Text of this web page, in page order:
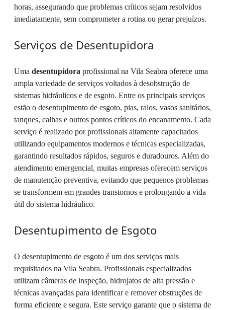
horas, assegurando que problemas críticos sejam resolvidos
imediatamente, sem comprometer a rotina ou gerar prejuízos.
Serviços de Desentupidora
Uma desentupidora profissional na Vila Seabra oferece uma
ampla variedade de serviços voltados à desobstrução de
sistemas hidráulicos e de esgoto. Entre os principais serviços
estão o desentupimento de esgoto, pias, ralos, vasos sanitários,
tanques, calhas e outros pontos críticos do encanamento. Cada
serviço é realizado por profissionais altamente capacitados
utilizando equipamentos modernos e técnicas especializadas,
garantindo resultados rápidos, seguros e duradouros. Além do
atendimento emergencial, muitas empresas oferecem serviços
de manutenção preventiva, evitando que pequenos problemas
se transformem em grandes transtornos e prolongando a vida
útil do sistema hidráulico.
Desentupimento de Esgoto
O desentupimento de esgoto é um dos serviços mais
requisitados na Vila Seabra. Profissionais especializados
utilizam câmeras de inspeção, hidrojatos de alta pressão e
técnicas avançadas para identificar e remover obstruções de
forma eficiente e segura. Este serviço garante que o sistema de